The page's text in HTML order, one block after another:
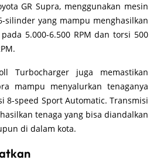
GR Supra, menggunakan mesin
silinder yang mampu menghasilkan
5.000-6.500 RPM dan torsi 500
Turbocharger juga memastikan
mampu menyalurkan tenaganya
8-speed Sport Automatic. Transmisi
tenaga yang bisa diandalkan
di dalam kota.